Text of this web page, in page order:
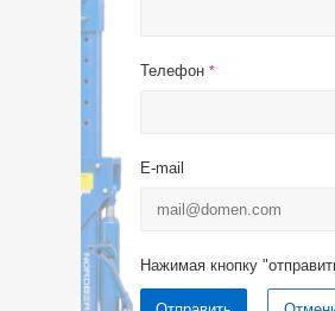
Телефон *
E-mail
Нажимая кнопку